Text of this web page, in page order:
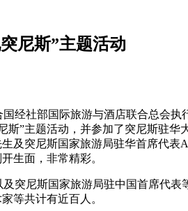
尼斯”主题活动
经社部国际旅游与酒店联合总会
”主题活动，并参加了突尼斯驻华
及突尼斯国家旅游局驻华首席代
生面，非常精彩。
突尼斯国家旅游局驻中国首席代表
等共计有近百人。